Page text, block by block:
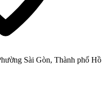
Sài Gòn, Thành phố Hồ